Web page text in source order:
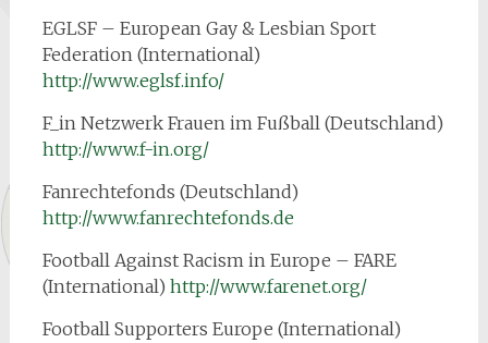
EGLSF – European Gay & Lesbian Sport
Federation (International)
http://www.eglsf.info/
F_in Netzwerk Frauen im Fußball (Deutschland)
http://www.f-in.org/
Fanrechtefonds (Deutschland)
http://www.fanrechtefonds.de
Football Against Racism in Europe – FARE
(International) http://www.farenet.org/
Football Supporters Europe (International)